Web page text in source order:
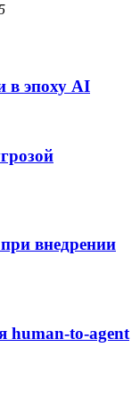
в эпоху AI
внедрении
human-to-agent